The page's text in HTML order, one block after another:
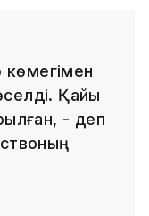
көмегімен
Қайық
- деп